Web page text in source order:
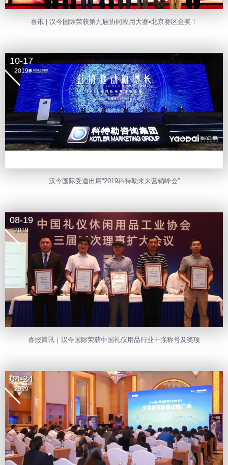
喜讯 | 汉今国际荣获第九届协同应用大赛•北京赛区金奖！
汉今国际受邀出席“2019科特勒未来营销峰会”
10-17
2019
喜报简讯｜汉今国际荣获中国礼仪用品行业十强称号及奖项
08-19
2019
04-24
2019